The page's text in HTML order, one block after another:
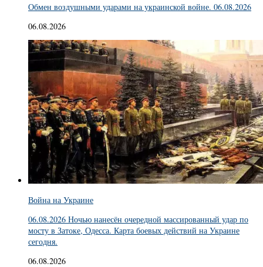
Обмен воздушными ударами на украинской войне. 06.08.2026
06.08.2026
Война на Украине
06.08.2026 Ночью нанесён очередной массированный удар по
мосту в Затоке, Одесса. Карта боевых действий на Украине
сегодня.
06.08.2026